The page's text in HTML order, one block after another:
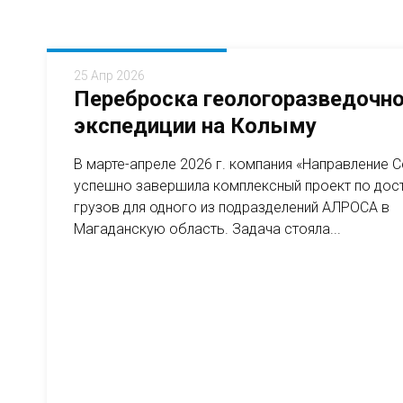
25 Апр 2026
Переброска
экспедиции на Колыму
В марте-апреле 2026 г. компания «Направление
успешно завершила комплексный проект по
грузов для одного из подразделений АЛРОСА в
Магаданскую область. Задача стояла...